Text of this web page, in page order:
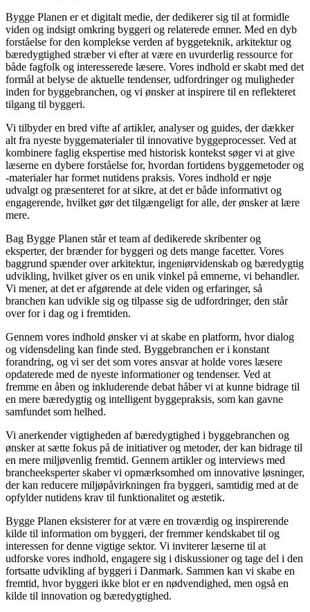
Bygge Planen er et digitalt medie, der dedikerer sig til at formidle
viden og indsigt omkring byggeri og relaterede emner. Med en dyb
forståelse for den komplekse verden af byggeteknik, arkitektur og
bæredygtighed stræber vi efter at være en uvurderlig ressource for
både fagfolk og interesserede læsere. Vores indhold er skabt med det
formål at belyse de aktuelle tendenser, udfordringer og muligheder
inden for byggebranchen, og vi ønsker at inspirere til en reflekteret
tilgang til byggeri.
Vi tilbyder en bred vifte af artikler, analyser og guides, der dækker
alt fra nyeste byggematerialer til innovative byggeprocesser. Ved at
kombinere faglig ekspertise med historisk kontekst søger vi at give
læserne en dybere forståelse for, hvordan fortidens byggemetoder og
-materialer har formet nutidens praksis. Vores indhold er nøje
udvalgt og præsenteret for at sikre, at det er både informativt og
engagerende, hvilket gør det tilgængeligt for alle, der ønsker at lære
mere.
Bag Bygge Planen står et team af dedikerede skribenter og
eksperter, der brænder for byggeri og dets mange facetter. Vores
baggrund spænder over arkitektur, ingeniørvidenskab og bæredygtig
udvikling, hvilket giver os en unik vinkel på emnerne, vi behandler.
Vi mener, at det er afgørende at dele viden og erfaringer, så
branchen kan udvikle sig og tilpasse sig de udfordringer, den står
over for i dag og i fremtiden.
Gennem vores indhold ønsker vi at skabe en platform, hvor dialog
og vidensdeling kan finde sted. Byggebranchen er i konstant
forandring, og vi ser det som vores ansvar at holde vores læsere
opdaterede med de nyeste informationer og tendenser. Ved at
fremme en åben og inkluderende debat håber vi at kunne bidrage til
en mere bæredygtig og intelligent byggepraksis, som kan gavne
samfundet som helhed.
Vi anerkender vigtigheden af bæredygtighed i byggebranchen og
ønsker at sætte fokus på de initiativer og metoder, der kan bidrage til
en mere miljøvenlig fremtid. Gennem artikler og interviews med
brancheeksperter skaber vi opmærksomhed om innovative løsninger,
der kan reducere miljøpåvirkningen fra byggeri, samtidig med at de
opfylder nutidens krav til funktionalitet og æstetik.
Bygge Planen eksisterer for at være en troværdig og inspirerende
kilde til information om byggeri, der fremmer kendskabet til og
interessen for denne vigtige sektor. Vi inviterer læserne til at
udforske vores indhold, engagere sig i diskussioner og tage del i den
fortsatte udvikling af byggeri i Danmark. Sammen kan vi skabe en
fremtid, hvor byggeri ikke blot er en nødvendighed, men også en
kilde til innovation og bæredygtighed.